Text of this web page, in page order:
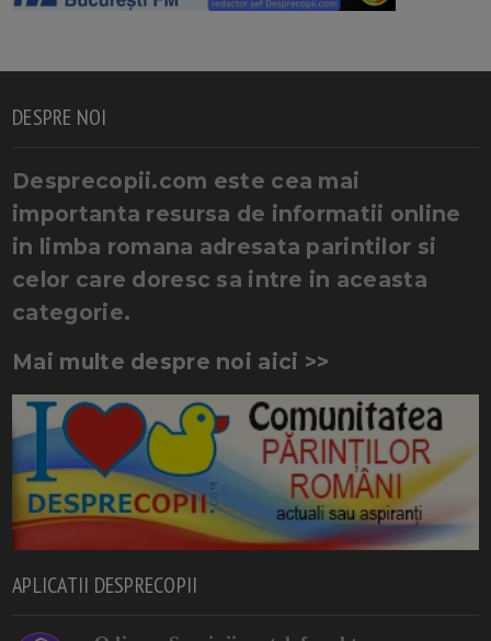
DESPRE NOI
Desprecopii.com este cea mai
importanta resursa de informatii online
in limba romana adresata parintilor si
celor care doresc sa intre in aceasta
categorie.
Mai multe despre noi aici >>
APLICATII DESPRECOPII